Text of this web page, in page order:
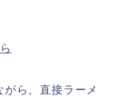
ら、直接ラーメ